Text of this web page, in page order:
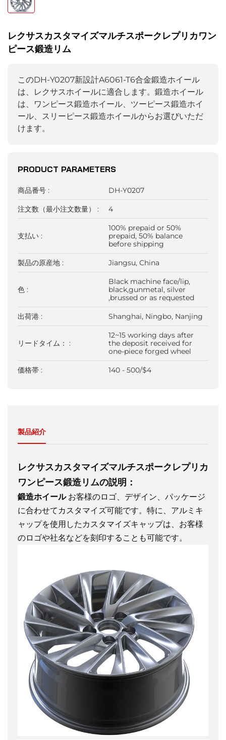
レクサスカスタマイズマルチスポークレプリカワン
ピース鍛造リム
このDH-Y0207新設計A6061-T6合金鍛造ホイール
は、レクサスホイールに適合します。鍛造ホイール
は、ワンピース鍛造ホイール、ツーピース鍛造ホイ
ール、スリーピース鍛造ホイールからお選びいただ
けます。
PRODUCT PARAMETERS
商品番号 : DH-Y0207
注文数（最小注文数量） : 4
支払い :
100% prepaid or 50%
prepaid, 50% balance
before shipping
製品の原産地 : Jiangsu, China
色 :
Black machine face/lip,
black,gunmetal, silver
,brussed or as requested
出荷港 : Shanghai, Ningbo, Nanjing
リードタイム： :
12~15 working days after
the deposit received for
one-piece forged wheel
価格帯 : 140 - 500/$4
製品紹介
レクサスカスタマイズマルチスポークレプリカ
ワンピース鍛造リムの説明：
鍛造ホイール お客様のロゴ、デザイン、パッケージ
に合わせてカスタマイズ可能です。特に、アルミキ
ャップを使用したカスタマイズキャップは、お客様
のロゴや社名などを刻印することも可能です。